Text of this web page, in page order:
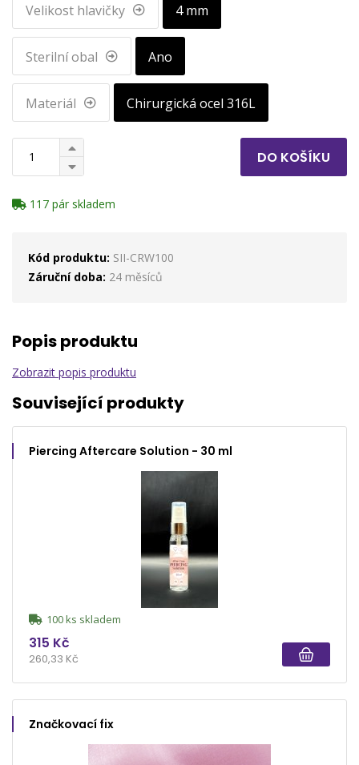
Velikost hlavičky 4 mm
Sterilní obal Ano
Materiál Chirurgická ocel 316L
DO KOŠÍKU
117 pár skladem
Kód produktu: SII-CRW100
Záruční doba: 24 měsíců
Popis produktu
Zobrazit popis produktu
Související produkty
Piercing Aftercare Solution - 30 ml
100 ks skladem
315 Kč
260,33 Kč
Značkovací fix